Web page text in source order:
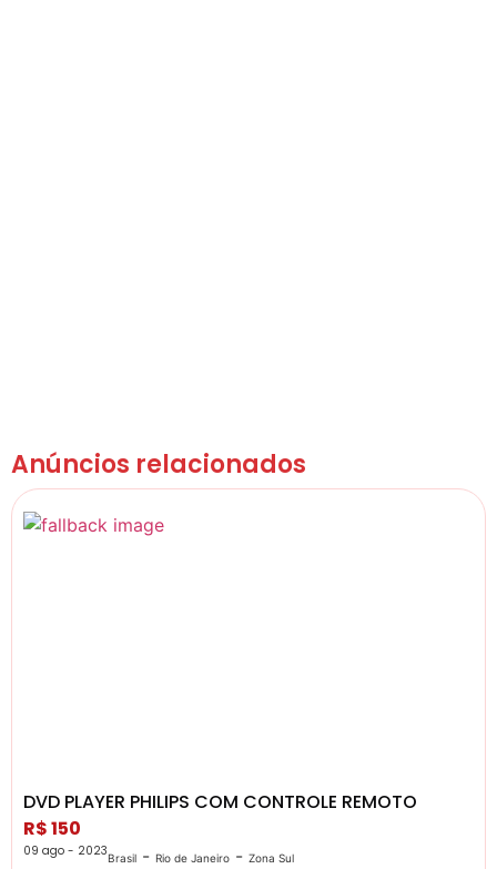
Anúncios relacionados
DVD PLAYER PHILIPS COM CONTROLE REMOTO
R$ 150
09 ago - 2023Brasil - Rio de Janeiro - Zona Sul